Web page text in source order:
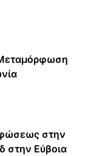
Μεταμόρφωση
στην
στην Εύβοια